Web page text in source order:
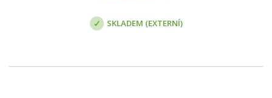
SKLADEM (EXTERNÍ)